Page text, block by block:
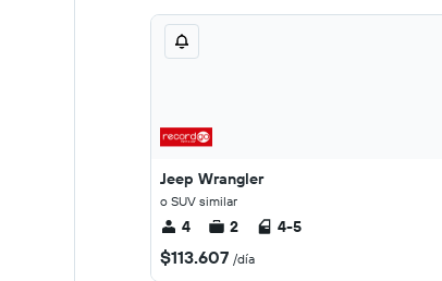
Jeep Wrangler
o SUV similar
4 2 4-5
$113.607 /día